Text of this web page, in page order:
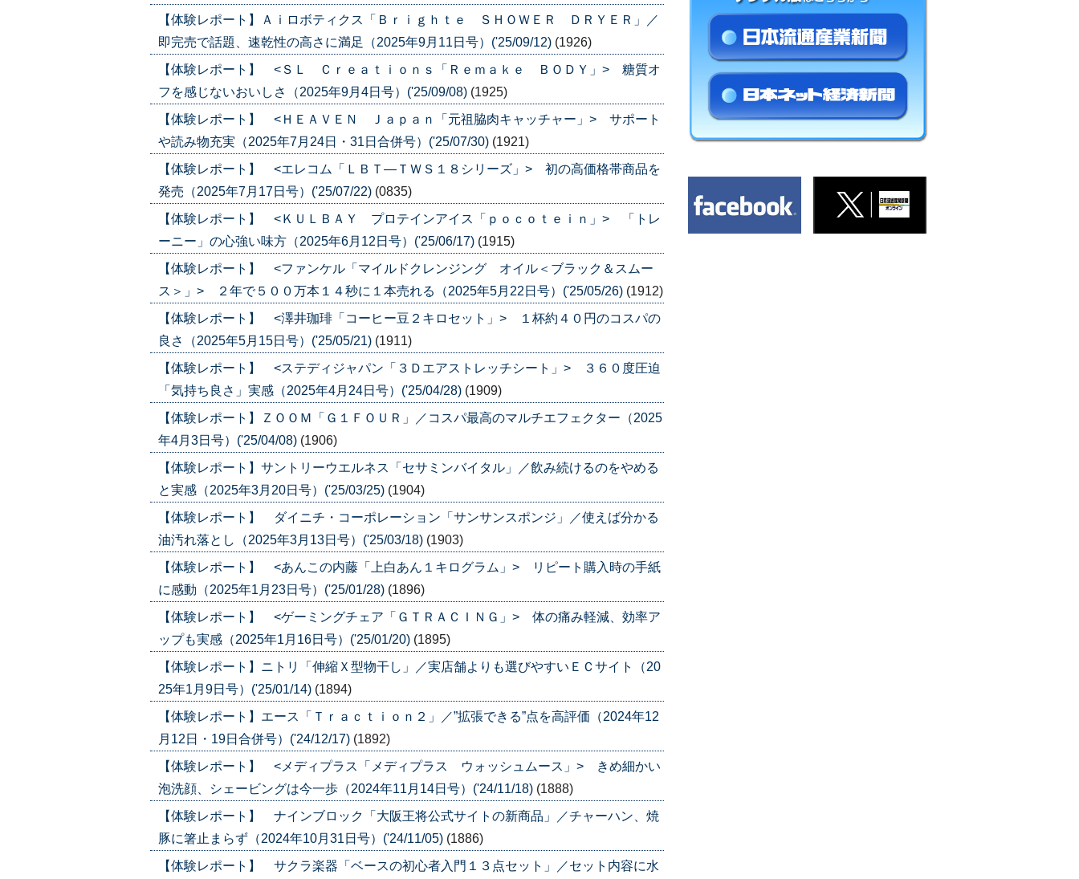
【体験レポート】Ａｉロボティクス「Ｂｒｉｇｈｔｅ ＳＨＯＷＥＲ ＤＲＹＥＲ」／
即完売で話題、速乾性の高さに満足（2025年9月11日号）('25/09/12) (1926)
【体験レポート】 <ＳＬ Ｃｒｅａｔｉｏｎｓ「Ｒｅｍａｋｅ ＢＯＤＹ」> 糖質オ
フを感じないおいしさ（2025年9月4日号）('25/09/08) (1925)
【体験レポート】 <ＨＥＡＶＥＮ Ｊａｐａｎ「元祖脇肉キャッチャー」> サポート
や読み物充実（2025年7月24日・31日合併号）('25/07/30) (1921)
【体験レポート】 <エレコム「ＬＢＴ―ＴＷＳ１８シリーズ」> 初の高価格帯商品を
発売（2025年7月17日号）('25/07/22) (0835)
【体験レポート】 <ＫＵＬＢＡＹ プロテインアイス「ｐｏｃｏｔｅｉｎ」> 「トレ
ーニー」の心強い味方（2025年6月12日号）('25/06/17) (1915)
【体験レポート】 <ファンケル「マイルドクレンジング オイル＜ブラック＆スムー
ス＞」> ２年で５００万本１４秒に１本売れる（2025年5月22日号）('25/05/26) (1912)
【体験レポート】 <澤井珈琲「コーヒー豆２キロセット」> １杯約４０円のコスパの
良さ（2025年5月15日号）('25/05/21) (1911)
【体験レポート】 <ステディジャパン「３Ｄエアストレッチシート」> ３６０度圧迫
「気持ち良さ」実感（2025年4月24日号）('25/04/28) (1909)
【体験レポート】ＺＯＯＭ「Ｇ１ＦＯＵＲ」／コスパ最高のマルチエフェクター（2025
年4月3日号）('25/04/08) (1906)
【体験レポート】サントリーウエルネス「セサミンバイタル」／飲み続けるのをやめる
と実感（2025年3月20日号）('25/03/25) (1904)
【体験レポート】 ダイニチ・コーポレーション「サンサンスポンジ」／使えば分かる
油汚れ落とし（2025年3月13日号）('25/03/18) (1903)
【体験レポート】 <あんこの内藤「上白あん１キログラム」> リピート購入時の手紙
に感動（2025年1月23日号）('25/01/28) (1896)
【体験レポート】 <ゲーミングチェア「ＧＴＲＡＣＩＮＧ」> 体の痛み軽減、効率ア
ップも実感（2025年1月16日号）('25/01/20) (1895)
【体験レポート】ニトリ「伸縮Ｘ型物干し」／実店舗よりも選びやすいＥＣサイト（20
25年1月9日号）('25/01/14) (1894)
【体験レポート】エース「Ｔｒａｃｔｉｏｎ２」／”拡張できる”点を高評価（2024年12
月12日・19日合併号）('24/12/17) (1892)
【体験レポート】 <メディプラス「メディプラス ウォッシュムース」> きめ細かい
泡洗顔、シェービングは今一歩（2024年11月14日号）('24/11/18) (1888)
【体験レポート】 ナインブロック「大阪王将公式サイトの新商品」／チャーハン、焼
豚に箸止まらず（2024年10月31日号）('24/11/05) (1886)
【体験レポート】 サクラ楽器「ベースの初心者入門１３点セット」／セット内容に水